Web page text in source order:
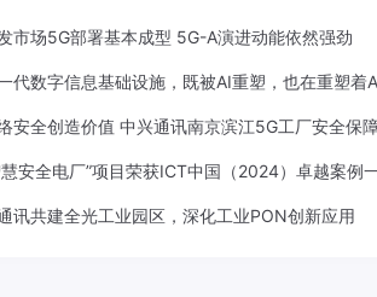
市场5G部署基本成型 5G-A演进动能依然强劲
代数字信息基础设施，既被AI重塑，也在重塑着
安全创造价值 中兴通讯南京滨江5G工厂安全保
安全电厂”项目荣获ICT中国（2024）卓越案例
讯共建全光工业园区，深化工业PON创新应用